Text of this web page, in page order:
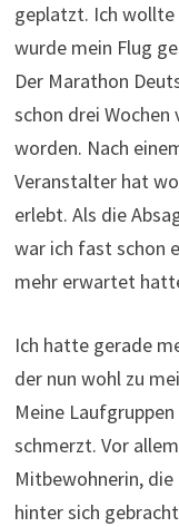
geplatzt. Ich wollte
wurde mein Flug
Der Marathon
schon drei
worden. Nach
Veranstalter hat
erlebt. Als die
war ich fast schon
mehr erwartet
Ich hatte gerade
der nun wohl zu
Meine
schmerzt. Vor
Mitbewohnerin,
hinter sich